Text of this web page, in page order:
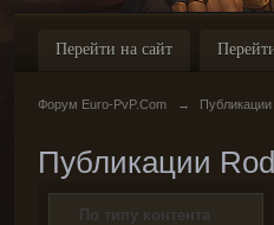
Перейти на сайт
Форум Euro-PvP.Com →
Публикации
По типу контента